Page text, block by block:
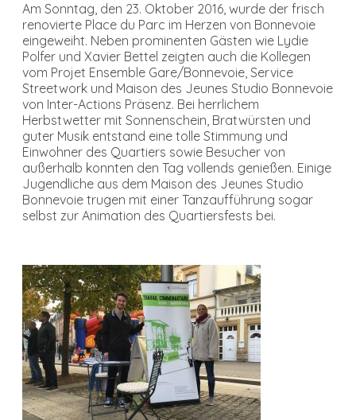
Am Sonntag, den 23. Oktober 2016, wurde der frisch
renovierte Place du Parc im Herzen von Bonnevoie
eingeweiht. Neben prominenten Gästen wie Lydie
Polfer und Xavier Bettel zeigten auch die Kollegen
vom Projet Ensemble Gare/Bonnevoie, Service
Streetwork und Maison des Jeunes Studio Bonnevoie
von Inter-Actions Präsenz. Bei herrlichem
Herbstwetter mit Sonnenschein, Bratwürsten und
guter Musik entstand eine tolle Stimmung und
Einwohner des Quartiers sowie Besucher von
außerhalb konnten den Tag vollends genießen. Einige
Jugendliche aus dem Maison des Jeunes Studio
Bonnevoie trugen mit einer Tanzaufführung sogar
selbst zur Animation des Quartiersfests bei.